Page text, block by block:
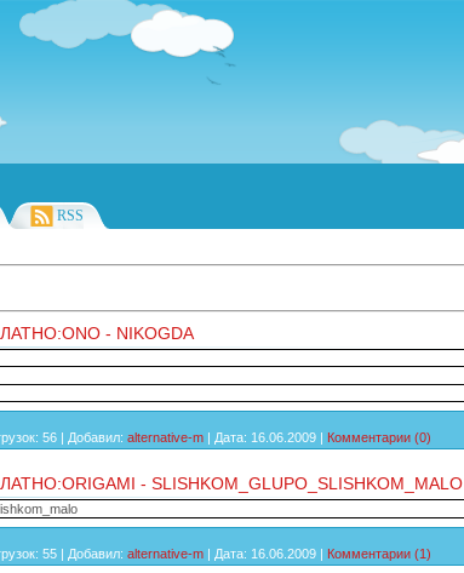
RSS
- NIKOGDA
56 | Добавил: alternative-m | Дата: 16.06.2009 | Комментарии (0)
- SLISHKOM_GLUPO_SLISHKOM_MALO
55 | Добавил: alternative-m | Дата: 16.06.2009 | Комментарии (1)